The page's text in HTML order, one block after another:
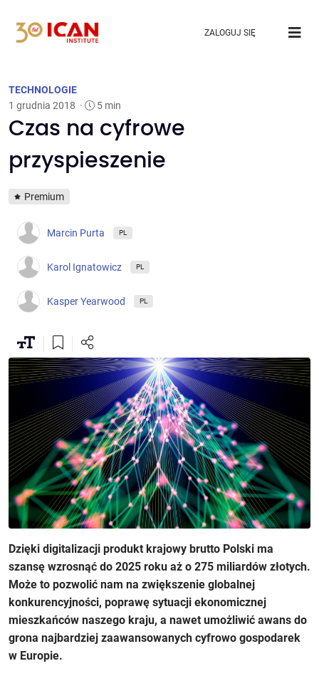
ZALOGUJ SIĘ
TECHNOLOGIE
1 grudnia 2018 · 5 min
Czas na cyfrowe
przyspieszenie
Premium
Marcin Purta PL
Karol Ignatowicz PL
Kasper Yearwood PL
Dzięki digitalizacji produkt krajowy brutto Polski ma
szansę wzrosnąć do 2025 roku aż o 275 miliardów złotych.
Może to pozwolić nam na zwiększenie globalnej
konkurencyjności, poprawę sytuacji ekonomicznej
mieszkańców naszego kraju, a nawet umożliwić awans do
grona najbardziej zaawansowanych cyfrowo gospodarek
w Europie.